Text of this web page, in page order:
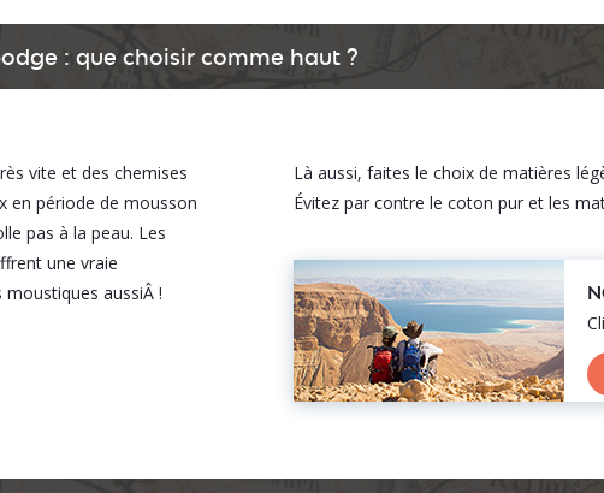
: que choisir comme haut ?
vite et des chemises
en période de mousson
pas à la peau. Les
une vraie
aussiÂ !
Là aussi, faites le choix de matières
Évitez par contre le coton pur et les